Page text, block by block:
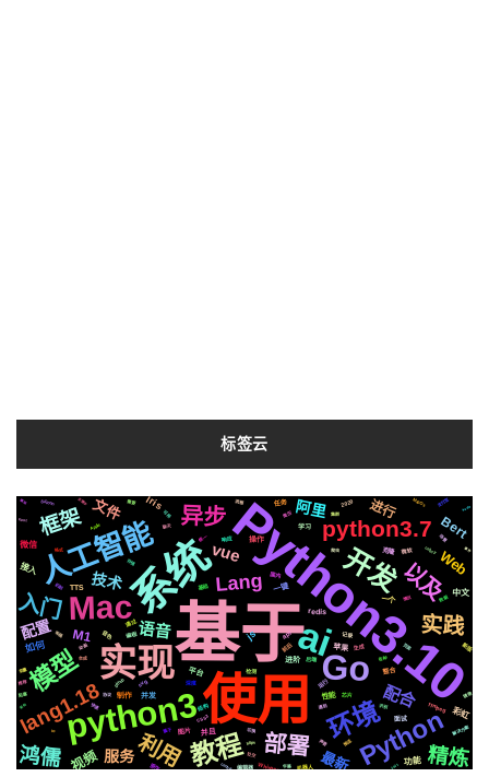
标签云
基于
使用
Python3.10
系统
ai
实现 Go
python3
Mac
人工智能 开发
环境
教程 Python
模型
部署
python3.7
异步
以及
利用
实践
入门
框架
lang1.18
鸿儒 精炼
Lang
语音
配合
vue
技术
阿里
配置
服务
Web
最新
文件
Bert
进行
M1
视频
如何
js
Iris
接入
中文
微信
彩虹
功能
一键
进阶
平台
redis
苹果
性能
并发
操作
制作
一个
并且
TTS
图片
整合
学习
克隆
任务
面试
api
前后
检测
编辑器
微软
基础
2020
国内
后端
Whisper 机器人
深度
编程 记录
通过
新版
svg
生成
运行
结构
音色
响应
ffmpeg
原生
芯片
Silicon
各种
存储
遇到
统一
CSS3
github
切换
动画
合成
爬虫
属于
情况
协议
io
聊天
MacOs
页面
https
快速
支付宝
简历
识别
布局
集群
流程
声音
可用
机制
社交
数据
centos
推送
需要
解决方案
格式
字幕
Apple
变量
推荐
celery
场景
阻塞 镜像
EP01
Azure
关键字
事件
架构
2021
模拟